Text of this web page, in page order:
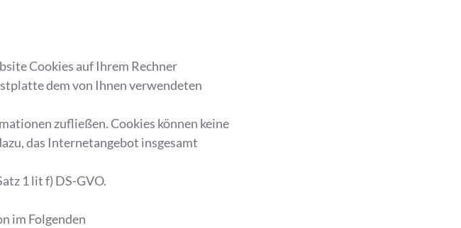
Cookies auf Ihrem Rechner
dem von Ihnen verwendeten
zufließen. Cookies können keine
das Internetangebot insgesamt
1 lit f) DS-GVO.
im Folgenden